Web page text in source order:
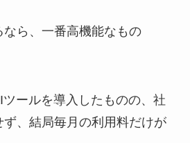
なら、一番高機能なもの
ールを導入したものの、社
ず、結局毎月の利用料だけが